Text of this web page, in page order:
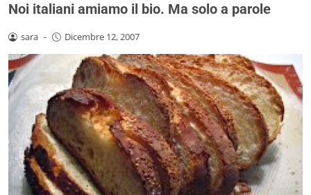
Noi italiani amiamo il bio. Ma solo a parole
sara - Dicembre 12, 2007